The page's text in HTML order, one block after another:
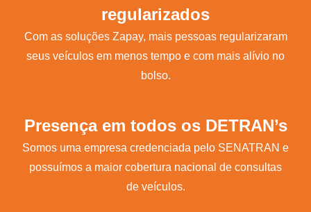
regularizados
Com as soluções Zapay, mais pessoas regularizaram
seus veículos em menos tempo e com mais alívio no
bolso.
Presença em todos os DETRAN’s
Somos uma empresa credenciada pelo SENATRAN e
possuímos a maior cobertura nacional de consultas
de veículos.